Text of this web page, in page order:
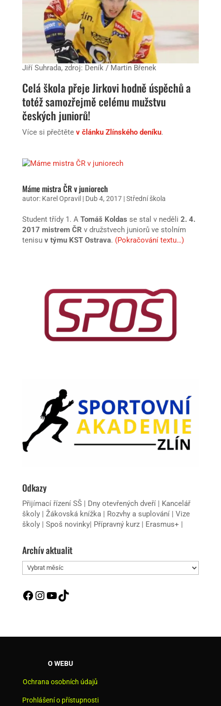
Jiří Suhrada, zdroj: Deník / Martin Břenek
Celá škola přeje Jirkovi hodně úspěchů a
totéž samozřejmě celému mužstvu
českých juniorů!
Více si přečtěte v článku Zlínského deníku.
Máme mistra ČR v juniorech
autor: Karel Opravil | Dub 4, 2017|Střední škola
Student třídy 1. A Tomáš Koldas se stal v neděli 2. 4.
2017 mistrem ČR v družstvech juniorů ve stolním
tenisu v týmu KST Ostrava. (Pokračování textu…)
Odkazy
Přijímací řízení SŠ| Dny otevřených dveří| Kancelář
školy| Žákovská knížka| Rozvhy a suplování | Vize
školy | Spoš novinky| Přípravný kurz| Erasmus+ |
Archív aktualit
Archív
aktualit
Facebook
Instagram
YouTube
TikTok
O WEBU
Ochrana osobních údajů
Prohlášení o přístupnosti